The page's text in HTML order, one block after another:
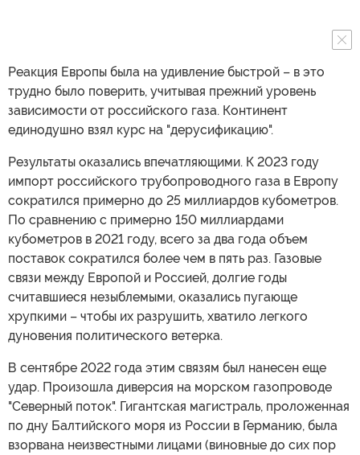
Реакция Европы была на удивление быстрой – в это
трудно было поверить, учитывая прежний уровень
зависимости от российского газа. Континент
единодушно взял курс на "дерусификацию".
Результаты оказались впечатляющими. К 2023 году
импорт российского трубопроводного газа в Европу
сократился примерно до 25 миллиардов кубометров.
По сравнению с примерно 150 миллиардами
кубометров в 2021 году, всего за два года объем
поставок сократился более чем в пять раз. Газовые
связи между Европой и Россией, долгие годы
считавшиеся незыблемыми, оказались пугающе
хрупкими – чтобы их разрушить, хватило легкого
дуновения политического ветерка.
В сентябре 2022 года этим связям был нанесен еще
удар. Произошла диверсия на морском газопроводе
"Северный поток". Гигантская магистраль, проложенная
по дну Балтийского моря из России в Германию, была
взорвана неизвестными лицами (виновные до сих пор